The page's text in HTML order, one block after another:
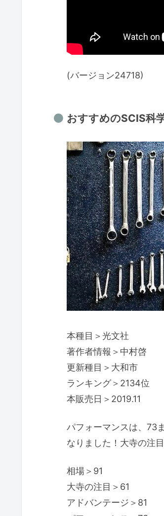
(バージョン24718)
おすすめのSCIS科
本種目＞光文社
著作者情報＞中村啓
更新種目＞大和市
ランキング＞2134位
本販売日＞2019.11
パフォーマンスは、73
なりました！大寺の注
相場＞91
大寺の注目＞61
アドバンテージ＞81